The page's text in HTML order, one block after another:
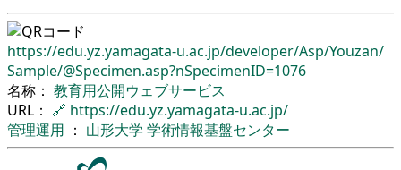
https://edu.yz.yamagata-u.ac.jp/developer/Asp/Youzan/
Sample/@Specimen.asp?nSpecimenID=1076
名称： 教育用公開ウェブサービス
URL： 🔗 https://edu.yz.yamagata-u.ac.jp/
管理運用 ： 山形大学 学術情報基盤センター